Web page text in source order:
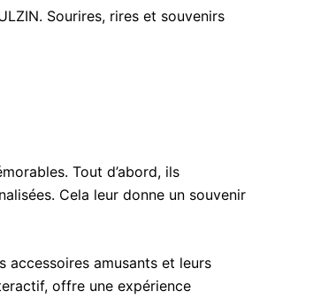
Sourires, rires et souvenirs
Tout d’abord, ils
Cela leur donne un souvenir
accessoires amusants et leurs
offre une expérience